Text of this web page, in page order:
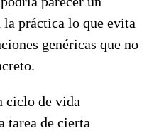
la práctica lo que evita
genéricas que no
ciclo de vida
tarea de cierta